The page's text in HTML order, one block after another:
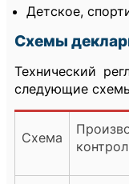
Детское,
Схемы
Технический
следующие
Схема